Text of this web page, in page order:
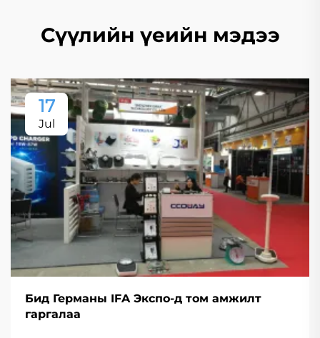
Сүүлийн үеийн мэдээ
17
Jul
Бид Германы IFA Экспо-д том амжилт
гаргалаа